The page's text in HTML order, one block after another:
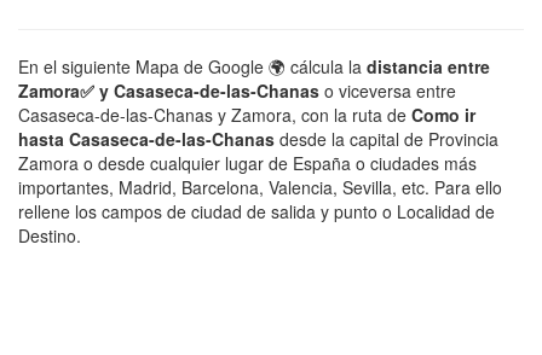
En el siguiente Mapa de Google 🌍 cálcula la distancia entre
Zamora✅ y Casaseca-de-las-Chanas o viceversa entre
Casaseca-de-las-Chanas y Zamora, con la ruta de Como ir
hasta Casaseca-de-las-Chanas desde la capital de Provincia
Zamora o desde cualquier lugar de España o ciudades más
importantes, Madrid, Barcelona, Valencia, Sevilla, etc. Para ello
rellene los campos de ciudad de salida y punto o Localidad de
Destino.